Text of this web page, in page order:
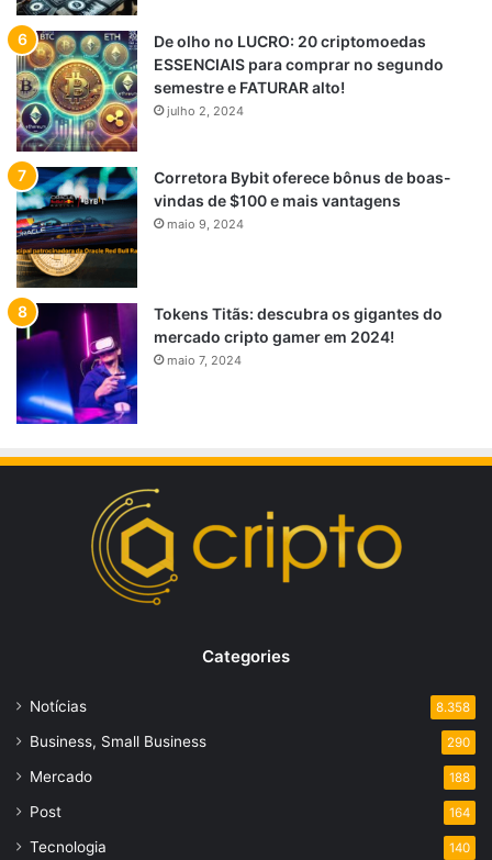
De olho no LUCRO: 20 criptomoedas
ESSENCIAIS para comprar no segundo
semestre e FATURAR alto!
julho 2, 2024
Corretora Bybit oferece bônus de boas-
vindas de $100 e mais vantagens
maio 9, 2024
Tokens Titãs: descubra os gigantes do
mercado cripto gamer em 2024!
maio 7, 2024
Categories
Notícias 8.358
Business, Small Business 290
Mercado 188
Post 164
Tecnologia 140